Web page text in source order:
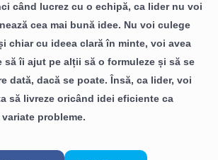
când lucrez cu o echipă, ca lider nu voi
cea mai bună idee. Nu voi culege
chiar cu ideea clară în minte, voi avea
să îi ajut pe alții să o formuleze și să se
dată, dacă se poate. Însă, ca lider, voi
să livreze oricând idei eficiente ca
probleme.